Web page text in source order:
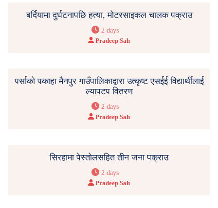
बर्दियामा दुर्घटनापछि हत्या, मोटरसाइकल चालक पक्राउ
2 days
Pradeep Sah
पर्साको पकाहा मैनपुर गाउँपालिकाद्वारा उत्कृष्ट एसईई विद्यार्थीलाई
ल्यापटप वितरण
2 days
Pradeep Sah
सिरहामा पेस्तोलसहित तीन जना पक्राउ
2 days
Pradeep Sah